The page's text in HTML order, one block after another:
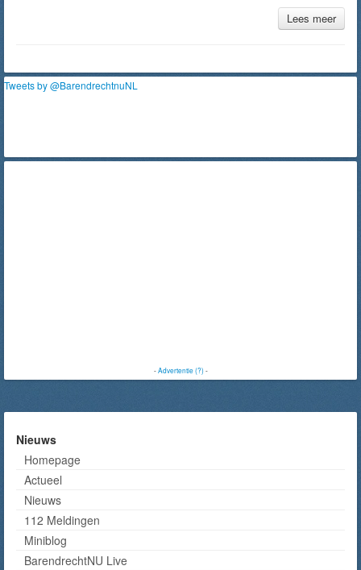
Lees meer
Tweets by @BarendrechtnuNL
-Advertentie (?)-
Nieuws
Homepage
Actueel
Nieuws
112 Meldingen
Miniblog
BarendrechtNU Live